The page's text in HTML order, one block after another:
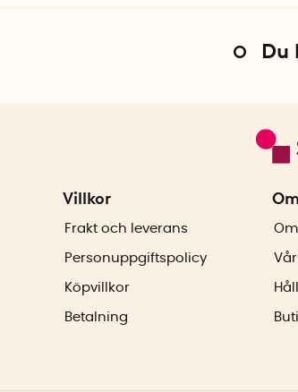
Du
Villkor
Frakt och leverans
Personuppgiftspolicy
Köpvillkor
Betalning